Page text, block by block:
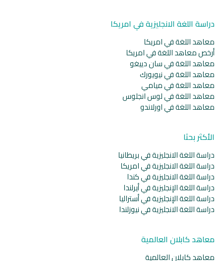
دراسة اللغة الانجليزية في امريكا
معاهد اللغة في امريكا
أرخص معاهد اللغة في امريكا
معاهد اللغة في سان دييغو
معاهد اللغة في نيويورك
معاهد اللغة في ميامي
معاهد اللغة في لوس انجلوس
معاهد اللغة في اورلاندو
الأكثر بحثا
دراسة اللغة الانجليزية في بريطانيا
دراسة اللغة الانجليزية في امريكا
دراسة اللغة الانجليزية في كندا
دراسة اللغة الإنجليزية في أيرلندا
دراسة اللغة الإنجليزية في أستراليا
دراسة اللغة الانجليزية في نيوزلندا
معاهد كابلان العالمية
معاهد كابلان العالمية